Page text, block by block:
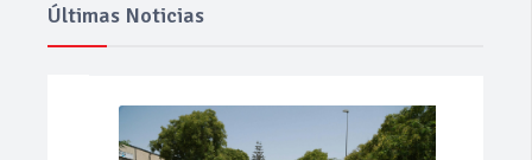
Últimas Noticias